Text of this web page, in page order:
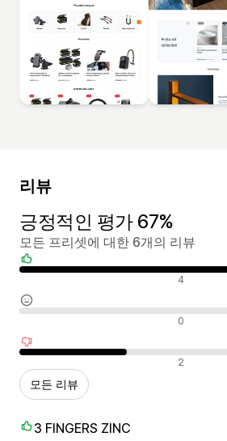
리뷰
긍정적인 평가 67%
모든 프리셋에 대한 6개의 리뷰
긍정적인 리뷰 4
중립적인 리뷰 0
부정적인 리뷰 2
모든 리뷰
3 FINGERS ZINC